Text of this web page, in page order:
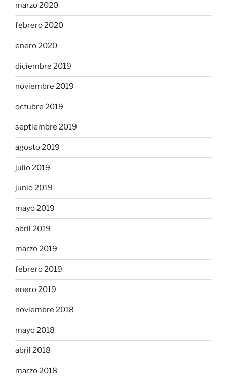
marzo 2020
febrero 2020
enero 2020
diciembre 2019
noviembre 2019
octubre 2019
septiembre 2019
agosto 2019
julio 2019
junio 2019
mayo 2019
abril 2019
marzo 2019
febrero 2019
enero 2019
noviembre 2018
mayo 2018
abril 2018
marzo 2018